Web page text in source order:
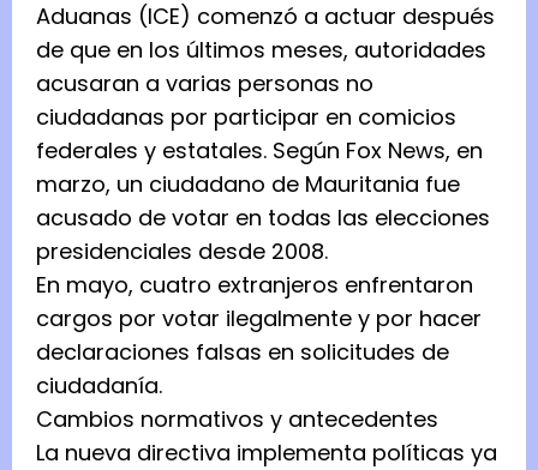
Aduanas (ICE) comenzó a actuar después
de que en los últimos meses, autoridades
acusaran a varias personas no
ciudadanas por participar en comicios
federales y estatales. Según Fox News, en
marzo, un ciudadano de Mauritania fue
acusado de votar en todas las elecciones
presidenciales desde 2008.
En mayo, cuatro extranjeros enfrentaron
cargos por votar ilegalmente y por hacer
declaraciones falsas en solicitudes de
ciudadanía.
Cambios normativos y antecedentes
La nueva directiva implementa políticas ya